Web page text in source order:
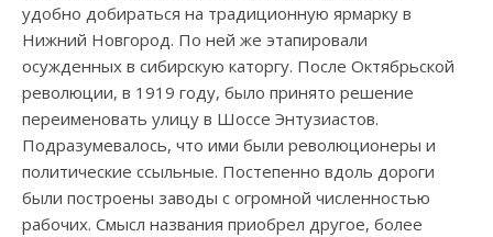
удобно добираться на традиционную ярмарку в
Нижний Новгород. По ней же этапировали
осужденных в сибирскую каторгу. После Октябрьской
революции, в 1919 году, было принято решение
переименовать улицу в Шоссе Энтузиастов.
Подразумевалось, что ими были революционеры и
политические ссыльные. Постепенно вдоль дороги
были построены заводы с огромной численностью
рабочих. Смысл названия приобрел другое, более